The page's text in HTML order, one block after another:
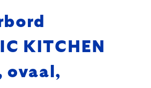
KITCHEN
ovaal,